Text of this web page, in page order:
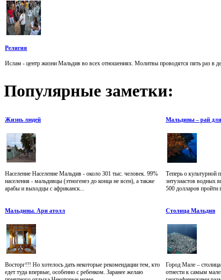
Религия
Ислам - центр жизни Мальдив во всех отношениях. Молитвы проводятся пять раз в
Популярные заметки:
Жизнь людей
Население Население Мальдив - около 301 тыс. человек. 99%
населения - мальдивцы (этногенез до конца не ясен), а также
арабы и выходцы с африканск...
Мальдивы – рай
Теперь о
энтузиастов водных
500 долларов пройти
Мальдивы. Ари атолл
Восторг!!! Но хотелось дать некоторые рекомендации тем, кто
едет туда впервые, особенно с ребенком. Заранее желаю
Столица Мальдив
Город Мале –
отнести к самым